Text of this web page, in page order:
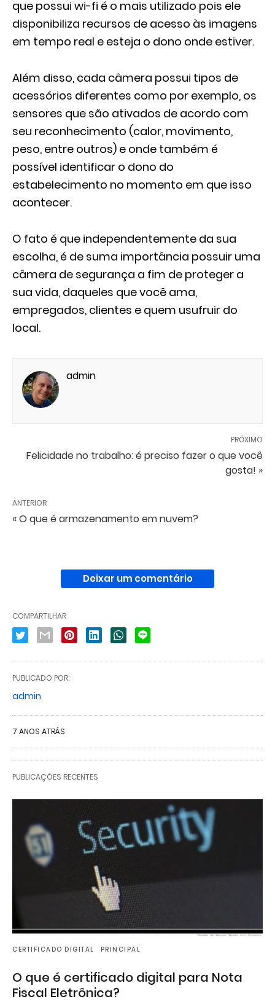
que possui wi-fi é o mais utilizado pois ele
disponibiliza recursos de acesso às imagens
em tempo real e esteja o dono onde estiver.
Além disso, cada câmera possui tipos de
acessórios diferentes como por exemplo, os
sensores que são ativados de acordo com
seu reconhecimento (calor, movimento,
peso, entre outros) e onde também é
possível identificar o dono do
estabelecimento no momento em que isso
acontecer.
O fato é que independentemente da sua
escolha, é de suma importância possuir uma
câmera de segurança a fim de proteger a
sua vida, daqueles que você ama,
empregados, clientes e quem usufruir do
local.
admin
PRÓXIMO
Felicidade no trabalho: é preciso fazer o que você
gosta! »
ANTERIOR
« O que é armazenamento em nuvem?
Deixar um comentário
COMPARTILHAR
PUBLICADO POR:
admin
7 ANOS ATRÁS
PUBLICAÇÕES RECENTES
CERTIFICADO DIGITAL PRINCIPAL
O que é certificado digital para Nota
Fiscal Eletrônica?